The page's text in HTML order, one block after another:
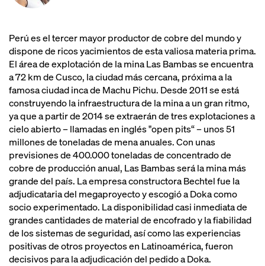
Perú es el tercer mayor productor de cobre del mundo y
dispone de ricos yacimientos de esta valiosa materia prima.
El área de explotación de la mina Las Bambas se encuentra
a 72 km de Cusco, la ciudad más cercana, próxima a la
famosa ciudad inca de Machu Pichu. Desde 2011 se está
construyendo la infraestructura de la mina a un gran ritmo,
ya que a partir de 2014 se extraerán de tres explotaciones a
cielo abierto – llamadas en inglés "open pits“ – unos 51
millones de toneladas de mena anuales. Con unas
previsiones de 400.000 toneladas de concentrado de
cobre de producción anual, Las Bambas será la mina más
grande del país. La empresa constructora Bechtel fue la
adjudicataria del megaproyecto y escogió a Doka como
socio experimentado. La disponibilidad casi inmediata de
grandes cantidades de material de encofrado y la fiabilidad
de los sistemas de seguridad, así como las experiencias
positivas de otros proyectos en Latinoamérica, fueron
decisivos para la adjudicación del pedido a Doka.